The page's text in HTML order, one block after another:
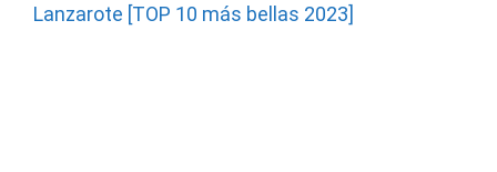
Lanzarote [TOP 10 más bellas 2023]